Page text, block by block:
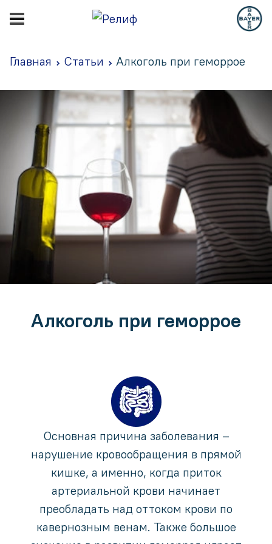
Главная Статьи Алкоголь при геморрое
Алкоголь при геморрое
Основная причина заболевания –
нарушение кровообращения в прямой
кишке, а именно, когда приток
артериальной крови начинает
преобладать над оттоком крови по
кавернозным венам. Также большое